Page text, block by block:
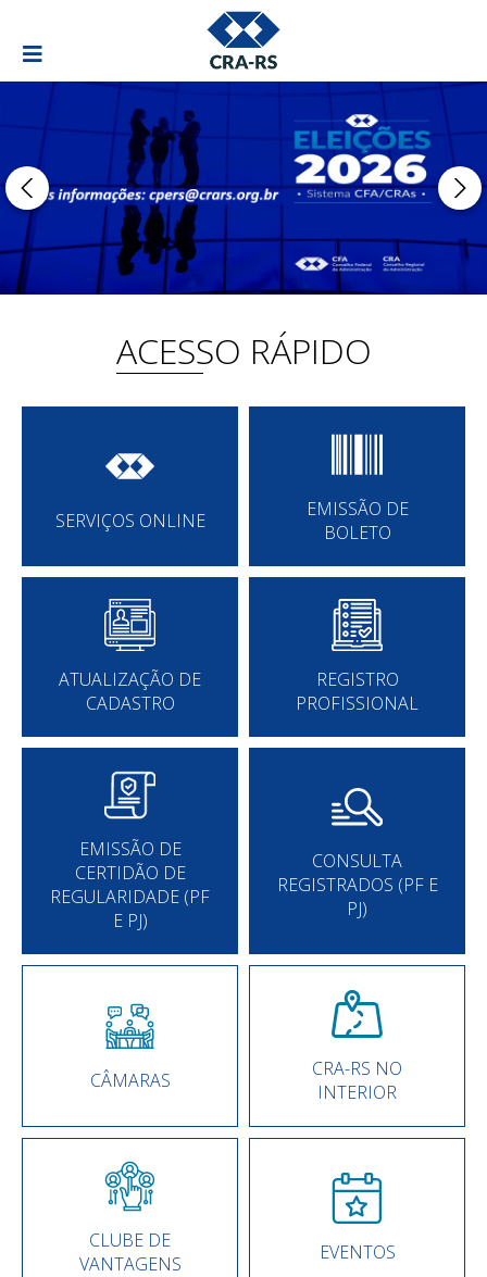
ACESSO RÁPIDO
SERVIÇOS ONLINE
EMISSÃO DE
BOLETO
ATUALIZAÇÃO DE
CADASTRO
REGISTRO
PROFISSIONAL
EMISSÃO DE
CERTIDÃO DE
REGULARIDADE (PF
E PJ)
CONSULTA
REGISTRADOS (PF E
PJ)
CÂMARAS
CRA-RS NO
INTERIOR
CLUBE DE
VANTAGENS
EVENTOS